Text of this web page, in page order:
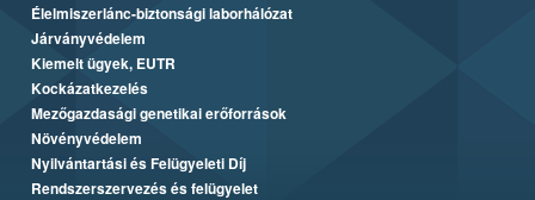
Élelmiszerlánc-biztonsági laborhálózat
Járványvédelem
Kiemelt ügyek, EUTR
Kockázatkezelés
Mezőgazdasági genetikai erőforrások
Növényvédelem
Nyilvántartási és Felügyeleti Díj
Rendszerszervezés és felügyelet